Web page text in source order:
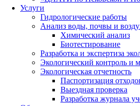
Услуги
Гидрологические работы
Анализ воды, почвы и
Химический анализ
Биотестирование
Разработка и экспертиза
Экологический контроль и
Экологическая отчетность
Паспортизация
Выездная проверка
Разработка журнала